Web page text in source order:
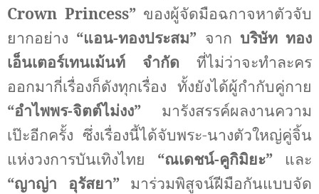
Crown Princess” ของผู้จัดมือฉกาจหาตัวจับ
ยากอย่าง “แอน-ทองประสม” จาก บริษัท ทอง
เอ็นเตอร์เทนเม้นท์ จำกัด ที่ไม่ว่าจะทำละคร
ออกมากี่เรื่องก็ดังทุกเรื่อง ทั้งยังได้ผู้กำกับคู่กาย
“อำไพพร-จิตต์ไม่งง” มารังสรรค์ผลงานความ
เป๊ะอีกครั้ง ซึ่งเรื่องนี้ได้จับพระ-นางตัวใหญ่คู่จิ้น
แห่งวงการบันเทิงไทย “ณเดชน์-คูกิมิยะ” และ
“ญาญ่า อุรัสยา” มาร่วมพิสูจน์ฝีมือกันแบบจัด